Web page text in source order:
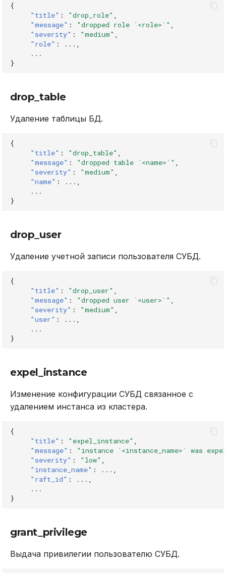
{
"title" : "drop_role"
"message" : "dropped role `<role>`"
"severity" : "medium"
"role" : ...
...
}
drop_table
Удаление таблицы БД.
{
"title" : "drop_table"
"message" : "dropped table `<name>`"
"severity" : "medium"
"name" : ...
...
}
drop_user
Удаление учетной записи пользователя СУБД.
{
"title" : "drop_user"
"message" : "dropped user `<user>`"
"severity" : "medium"
"user" : ...
...
}
expel_instance
Изменение конфигурации СУБД связанное с
удалением инстанса из кластера.
{
"title" : "expel_instance"
"message" :
"instance `<instance_name>` was
"severity" : "low"
"instance_name" : ...
"raft_id" : ...
...
}
grant_privilege
Выдача привилегии пользователю СУБД.